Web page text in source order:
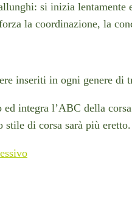
si inizia lentamente
la coordinazione, la
inseriti in ogni genere
integra l’ABC della
di corsa sarà più